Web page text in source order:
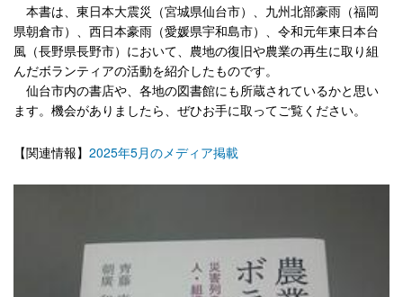
本書は、東日本大震災（宮城県仙台市）、九州北部豪雨（福岡
県朝倉市）、西日本豪雨（愛媛県宇和島市）、令和元年東日本台
風（長野県長野市）において、農地の復旧や農業の再生に取り組
んだボランティアの活動を紹介したものです。
仙台市内の書店や、各地の図書館にも所蔵されているかと思い
ます。機会がありましたら、ぜひお手に取ってご覧ください。
【関連情報】 2025年5月のメディア掲載